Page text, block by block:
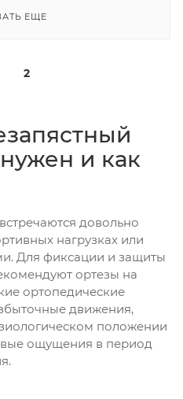
ЕЩЕ
2
нужен и как
довольно
нагрузках или
Для фиксации и защиты
ортезы на
ортопедические
движения,
положении
ощущения в период